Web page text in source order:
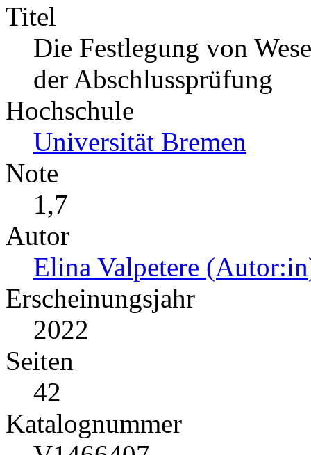
Titel
Die Festlegung von
der Abschlussprüfung
Hochschule
Universität Bremen
Note
1,7
Autor
Elina Valpetere
Erscheinungsjahr
2022
Seiten
42
Katalognummer